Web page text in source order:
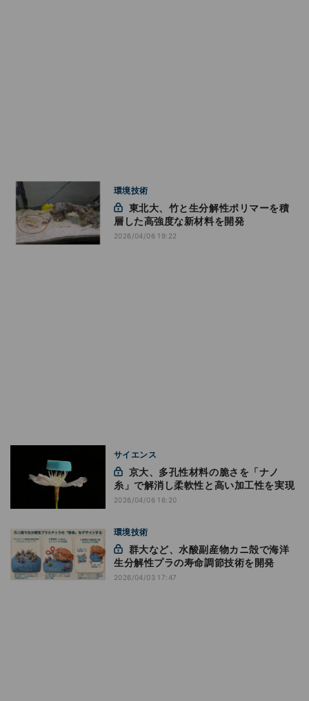
環境技術
層した高強度な新材料を開発
2026/04/06 19:22
サイエンス
糸」で解消し柔軟性と高い加工性を実現
2026/04/06 16:20
環境技術
生分解性プラの寿命調節技術を開発
2026/04/03 17:47